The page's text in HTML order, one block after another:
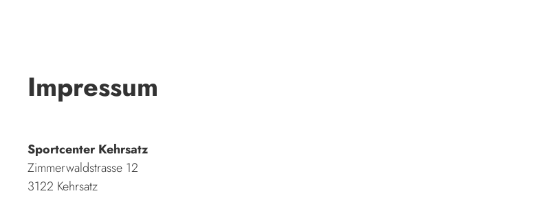
Impressum
Sportcenter Kehrsatz
Zimmerwaldstrasse 12
3122 Kehrsatz